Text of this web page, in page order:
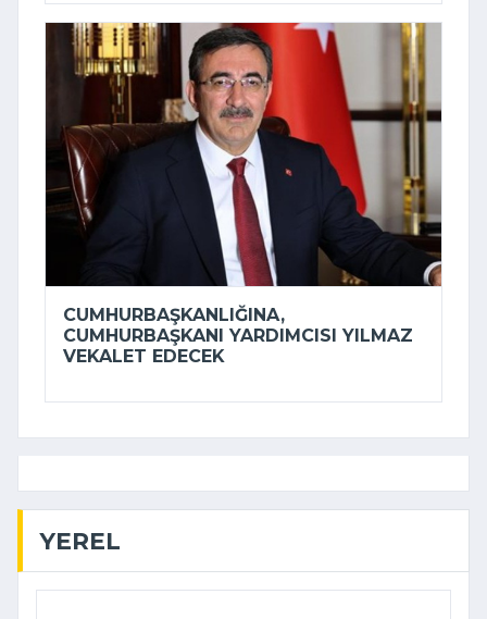
CUMHURBAŞKANLIĞINA,
CUMHURBAŞKANI YARDIMCISI YILMAZ
VEKALET EDECEK
YEREL